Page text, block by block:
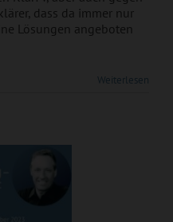
dass da immer nur
Lösungen angeboten
Weiterlesen